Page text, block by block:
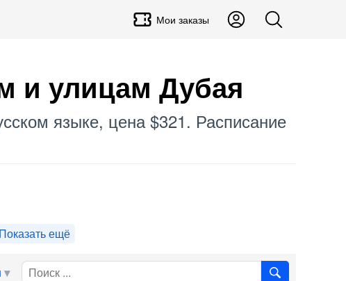
Мои заказы
и улицам Дубая
языке, цена $321. Расписание
Показать ещё